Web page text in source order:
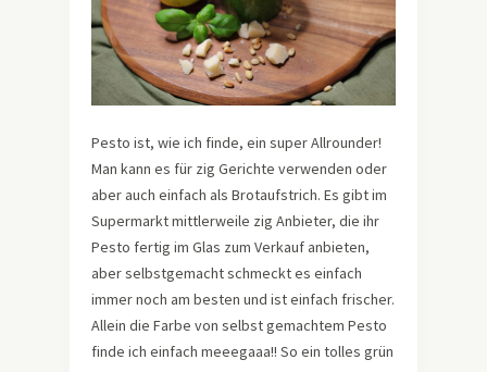
Pesto ist, wie ich finde, ein super Allrounder!
Man kann es für zig Gerichte verwenden oder
aber auch einfach als Brotaufstrich. Es gibt im
Supermarkt mittlerweile zig Anbieter, die ihr
Pesto fertig im Glas zum Verkauf anbieten,
aber selbstgemacht schmeckt es einfach
immer noch am besten und ist einfach frischer.
Allein die Farbe von selbst gemachtem Pesto
finde ich einfach meeegaaa!! So ein tolles grün